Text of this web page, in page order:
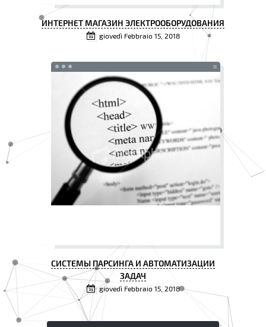
ИНТЕРНЕТ МАГАЗИН ЭЛЕКТРООБОРУДОВАНИЯ
giovedì Febbraio 15, 2018
СИСТЕМЫ ПАРСИНГА И АВТОМАТИЗАЦИИ
ЗАДАЧ
giovedì Febbraio 15, 2018